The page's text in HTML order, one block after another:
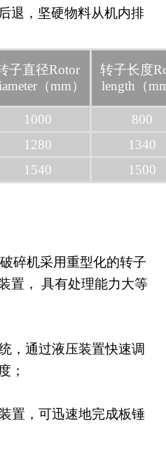
退，坚硬物料从机内排
子直径Rotor
（mm）
转子长度
length（
1000
800
1280
1340
1540 1500
机采用重型化的转子
置， 具有处理能力大等
通过液压装置快速调
；
，可迅速地完成板锤